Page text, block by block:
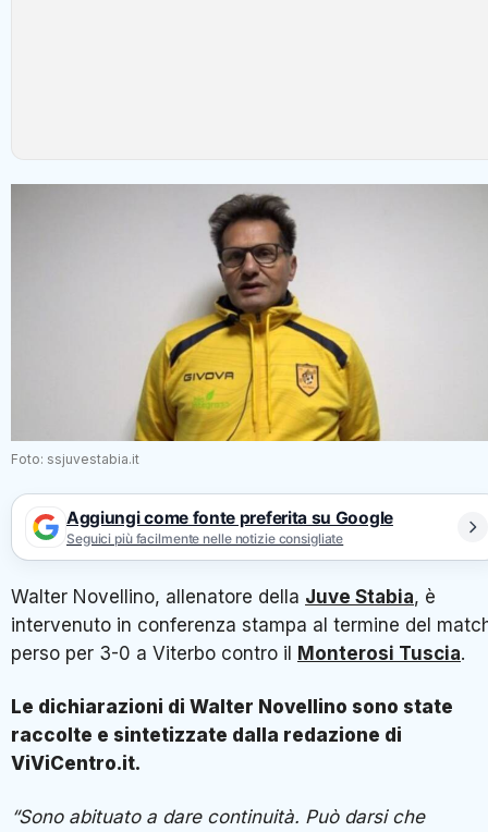
Foto: ssjuvestabia.it
Aggiungi come fonte preferita su Google
Seguici più facilmente nelle notizie consigliate
Walter Novellino, allenatore della Juve Stabia, è
intervenuto in conferenza stampa al termine del
perso per 3-0 a Viterbo contro il
Monterosi Tuscia.
Le dichiarazioni di Walter Novellino sono state
raccolte e sintetizzate dalla redazione di
ViViCentro.it.
“Sono abituato a dare continuità. Può darsi che